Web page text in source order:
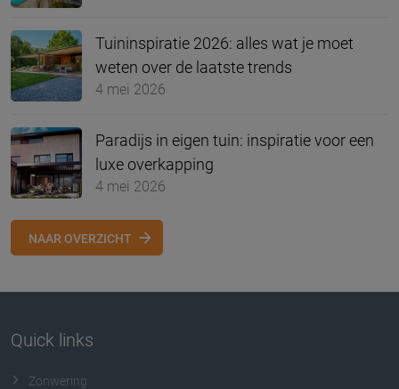
Tuininspiratie 2026: alles wat je moet
weten over de laatste trends
4 mei 2026
Paradijs in eigen tuin: inspiratie voor een
luxe overkapping
4 mei 2026
NAAR OVERZICHT
Quick links
Zonwering